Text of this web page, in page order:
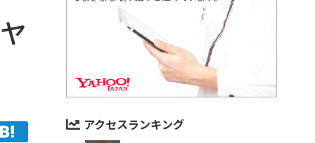
アクセスランキング